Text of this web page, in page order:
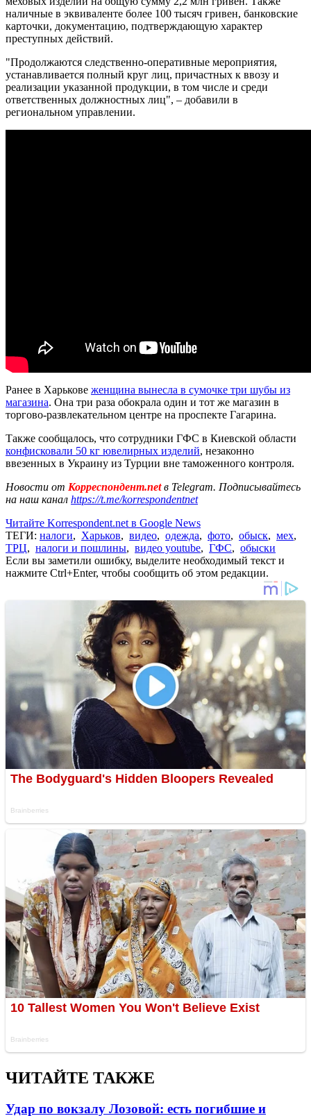
наличные в эквиваленте более 100 тысяч гривен, банковские
карточки, документацию, подтверждающую характер
преступных действий.
"Продолжаются следственно-оперативные мероприятия,
устанавливается полный круг лиц, причастных к ввозу и
реализации указанной продукции, в том числе и среди
ответственных должностных лиц", – добавили в
региональном управлении.
Ранее в Харькове женщина вынесла в сумочке три шубы из
магазина. Она три раза обокрала один и тот же магазин в
торгово-развлекательном центре на проспекте Гагарина.
Также сообщалось, что сотрудники ГФС в Киевской области
конфисковали 50 кг ювелирных изделий, незаконно
ввезенных в Украину из Турции вне таможенного контроля.
Новости от Корреспондент.netв Telegram. Подписывайтесь
на наш канал https://t.me/korrespondentnet
Читайте Korrespondent.net в Google News
ТЕГИ: налоги, Харьков, видео, одежда, фото, обыск, мех,
ТРЦ, налоги и пошлины, видео youtube, ГФС, обыски
Если вы заметили ошибку, выделите необходимый текст и
нажмите Ctrl+Enter, чтобы сообщить об этом редакции.
ЧИТАЙТЕ ТАКЖЕ
Удар по вокзалу Лозовой: есть погибшие и